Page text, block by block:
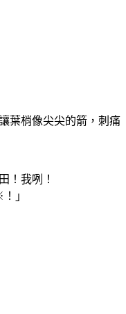
葉梢像尖尖的箭，刺痛
！我咧！
」